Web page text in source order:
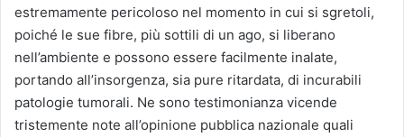
estremamente pericoloso nel momento in cui si sgretoli,
poiché le sue fibre, più sottili di un ago, si liberano
nell’ambiente e possono essere facilmente inalate,
portando all’insorgenza, sia pure ritardata, di incurabili
patologie tumorali. Ne sono testimonianza vicende
tristemente note all’opinione pubblica nazionale quali